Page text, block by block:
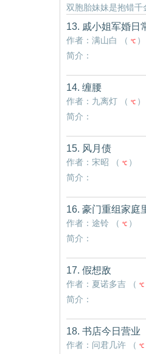
双胞胎妹妹是抱错千
了！此时她才知道
一章的炮灰…… 系统
不做攻略任务就得死..
13. 戚小姐军婚日
作者：满山白 （ ℃ ）
简介：
14. 缠腰
作者：九离灯 （ ℃ ）
简介：
15. 风月债
作者：宋昭 （ ℃ ）
简介：
16. 豪门重组家庭
作者：途铃 （ ℃ ）
简介：
17. 假想敌
作者：夏诺多吉 （ ℃
简介：
18. 书店今日营业
作者：问君几许 （ ℃